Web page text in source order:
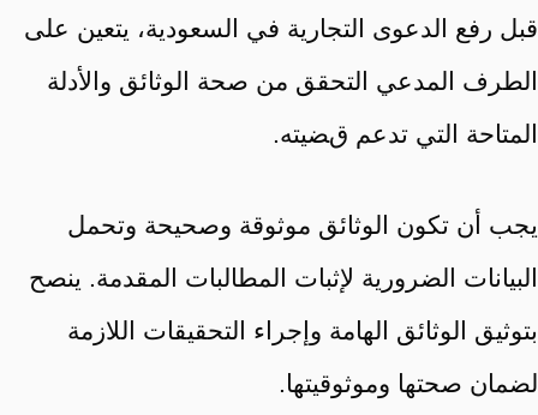
قبل رفع الدعوى التجارية في السعودية، يتعين على
الطرف المدعي التحقق من صحة الوثائق والأدلة
المتاحة التي تدعم قضيته.
يجب أن تكون الوثائق موثوقة وصحيحة وتحمل
البيانات الضرورية لإثبات المطالبات المقدمة. ينصح
بتوثيق الوثائق الهامة وإجراء التحقيقات اللازمة
لضمان صحتها وموثوقيتها.